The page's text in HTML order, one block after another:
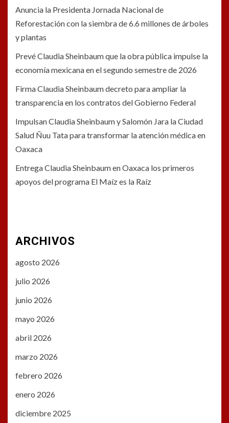
Anuncia la Presidenta Jornada Nacional de
Reforestación con la siembra de 6.6 millones de árboles
y plantas
Prevé Claudia Sheinbaum que la obra pública impulse la
economía mexicana en el segundo semestre de 2026
Firma Claudia Sheinbaum decreto para ampliar la
transparencia en los contratos del Gobierno Federal
Impulsan Claudia Sheinbaum y Salomón Jara la Ciudad
Salud Ñuu Tata para transformar la atención médica en
Oaxaca
Entrega Claudia Sheinbaum en Oaxaca los primeros
apoyos del programa El Maíz es la Raíz
ARCHIVOS
agosto 2026
julio 2026
junio 2026
mayo 2026
abril 2026
marzo 2026
febrero 2026
enero 2026
diciembre 2025